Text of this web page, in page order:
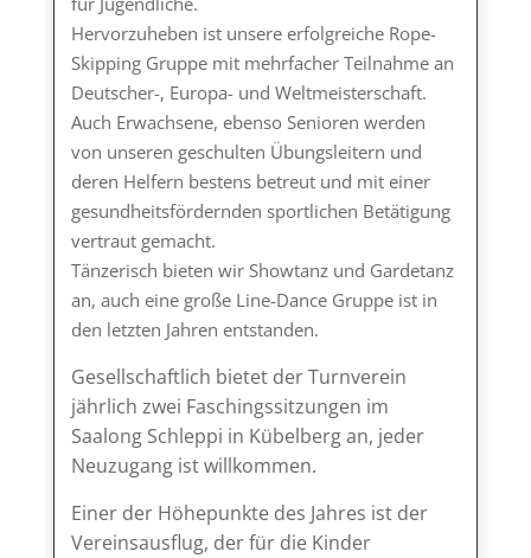
Hervorzuheben ist unsere erfolgreiche Rope-
Skipping Gruppe mit mehrfacher Teilnahme an
Deutscher-, Europa- und Weltmeisterschaft.
Auch Erwachsene, ebenso Senioren werden
von unseren geschulten Übungsleitern und
deren Helfern bestens betreut und mit einer
gesundheitsfördernden sportlichen Betätigung
vertraut gemacht.
Tänzerisch bieten wir Showtanz und Gardetanz
an, auch eine große Line-Dance Gruppe ist in
den letzten Jahren entstanden.
Gesellschaftlich bietet der Turnverein
jährlich zwei Faschingssitzungen im
Saalong Schleppi in Kübelberg an, jeder
Neuzugang ist willkommen.
Einer der Höhepunkte des Jahres ist der
Vereinsausflug, der für die Kinder